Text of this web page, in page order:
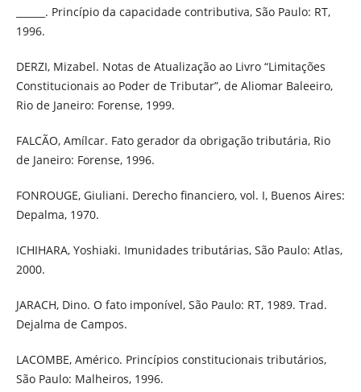
______. Princípio da capacidade contributiva, São Paulo: RT,
1996.
DERZI, Mizabel. Notas de Atualização ao Livro “Limitações
Constitucionais ao Poder de Tributar”, de Aliomar Baleeiro,
Rio de Janeiro: Forense, 1999.
FALCÃO, Amílcar. Fato gerador da obrigação tributária, Rio
de Janeiro: Forense, 1996.
FONROUGE, Giuliani. Derecho financiero, vol. I, Buenos Aires:
Depalma, 1970.
ICHIHARA, Yoshiaki. Imunidades tributárias, São Paulo: Atlas,
2000.
JARACH, Dino. O fato imponível, São Paulo: RT, 1989. Trad.
Dejalma de Campos.
LACOMBE, Américo. Princípios constitucionais tributários,
São Paulo: Malheiros, 1996.